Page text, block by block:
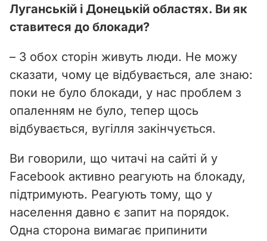
Луганській і Донецькій областях. Ви як
ставитеся до блокади?
– З обох сторін живуть люди. Не можу
сказати, чому це відбувається, але знаю:
поки не було блокади, у нас проблем з
опаленням не було, тепер щось
відбувається, вугілля закінчується.
Ви говорили, що читачі на сайті й у
Facebook активно реагують на блокаду,
підтримують. Реагують тому, що у
населення давно є запит на порядок.
Одна сторона вимагає припинити